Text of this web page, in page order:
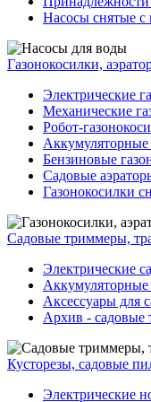
Насосы снятые с
Газонокосилки,
Электрические
Механические
Робот-
Аккумуляторные
Бензиновые
Садовые
Газонокосилки
Садовые триммеры,
Электрические
Аксессуары для
Архив - садовые
Кусторезы, садовые
Электрические